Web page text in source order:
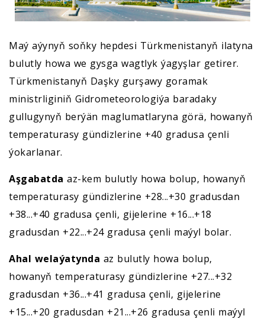
Maý aýynyň soňky hepdesi Türkmenistanyň ilatyna
bulutly howa we gysga wagtlyk ýagyşlar getirer.
Türkmenistanyň Daşky gurşawy goramak
ministrliginiň Gidrometeorologiýa baradaky
gullugynyň berýän maglumatlaryna görä, howanyň
temperaturasy gündizlerine +40 gradusa çenli
ýokarlanar.
Aşgabatda az-kem bulutly howa bolup, howanyň
temperaturasy gündizlerine +28...+30 gradusdan
+38...+40 gradusa çenli, gijelerine +16...+18
gradusdan +22...+24 gradusa çenli maýyl bolar.
Ahal welaýatynda az bulutly howa bolup,
howanyň temperaturasy gündizlerine +27...+32
gradusdan +36...+41 gradusa çenli, gijelerine
+15...+20 gradusdan +21...+26 gradusa çenli maýyl